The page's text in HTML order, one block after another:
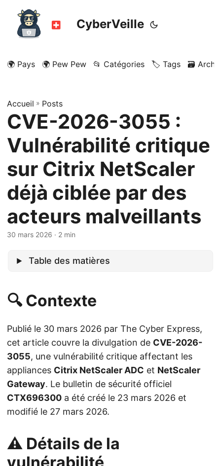
CyberVeille
🌍 Pays 🌍 Pew Pew 📂 Catégories 🏷️ Tags 🗃️
Accueil » Posts
CVE-2026-3055 :
Vulnérabilité critique
sur Citrix NetScaler
déjà ciblée par des
acteurs malveillants
30 mars 2026 · 2 min
Table des matières
🔍 Contexte
Publié le 30 mars 2026 par The Cyber Express,
cet article couvre la divulgation de CVE-2026-
3055, une vulnérabilité critique affectant les
appliances Citrix NetScaler ADC et NetScaler
Gateway. Le bulletin de sécurité officiel
CTX696300 a été créé le 23 mars 2026 et
modifié le 27 mars 2026.
⚠️ Détails de la